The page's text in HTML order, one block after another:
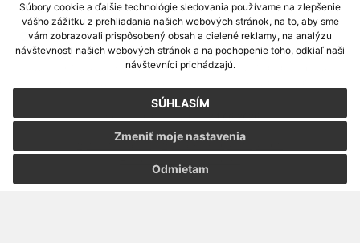
Súbory cookie a ďalšie technológie sledovania používame na zlepšenie
vášho zážitku z prehliadania našich webových stránok, na to, aby sme
vám zobrazovali prispôsobený obsah a cielené reklamy, na analýzu
návštevnosti našich webových stránok a na pochopenie toho, odkiaľ naši
návštevníci prichádzajú.
SÚHLASÍM
Odmietam
Zmeniť moje nastavenia
využite možnosť získavania aktuálnych informácií s využitím RSS
CMS systém (redakčný) systém ECHELON 2,Mapa stránok,web portál
webex.digital, s.r.o.,domény,registrácia domény
Posledná aktualizácia:24.06.2026
Vytlačiť stránku|Vyhlásenie o prístupnosti